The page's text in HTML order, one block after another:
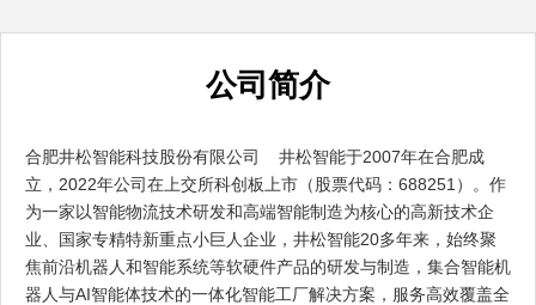
公司简介
合肥井松智能科技股份有限公司 井松智能于2007年在合肥成
立，2022年公司在上交所科创板上市（股票代码：688251）。作
为一家以智能物流技术研发和高端智能制造为核心的高新技术企
业、国家专精特新重点小巨人企业，井松智能20多年来，始终聚
焦前沿机器人和智能系统等软硬件产品的研发与制造，集合智能机
器人与AI智能体技术的一体化智能工厂解决方案，服务高效覆盖全